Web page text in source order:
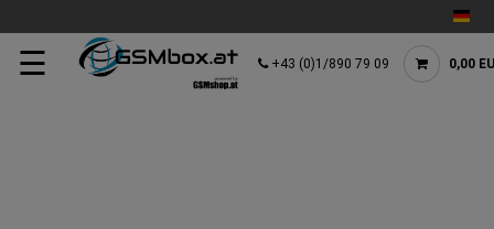
☰ +43 (0)1/890 79 09 0,00